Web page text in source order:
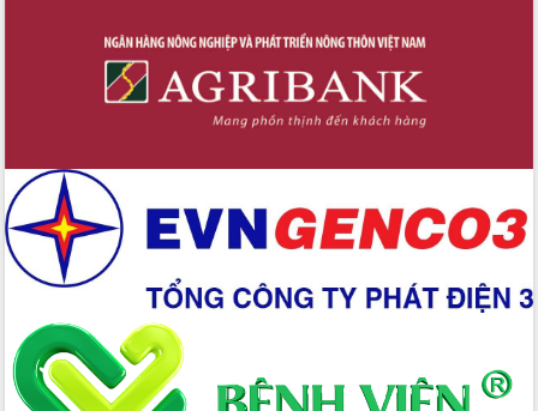
Nâng cao hiệu lực, hiệu quả HĐND
tỉnh thông qua hiện đại hóa hành chính
Xã Ea Phê gắn cải cách hành chính với
Hồ Thị Nguyên Thảo làm việc tại Trung
tâm Phục vụ hành chính công xã Ea
Xây dựng nền hành chính số đồng
hành cùng nông dân dân, doanh nghiệp
Giai đoạn 2026-2030, Đắk Lắk phấn
đấu có 77% xã đạt chuẩn nông thôn
mới
Chuyển đổi số 'mở đường' cho nông
nghiệp Đắk Lắk tăng trưởng bứt phá